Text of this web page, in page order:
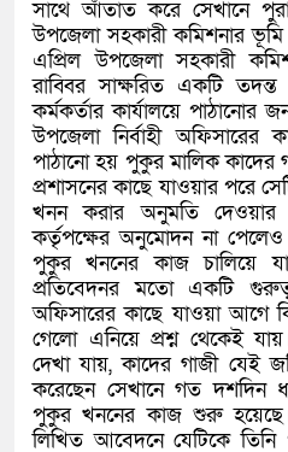
সাথে আঁতাত করে সেখানে
উপজেলা সহকারী কমিশনার ভূমি
এপ্রিল উপজেলা সহকারী
রাব্বির সাক্ষরিত একটি তদন্ত
কর্মকর্তার কার্যালয়ে পাঠানোর
উপজেলা নির্বাহী অফিসারের
পাঠানো হয় পুকুর মালিক কাদের
প্রশাসনের কাছে যাওয়ার পরে
খনন করার অনুমতি দেওয়ার
কর্তৃপক্ষের অনুমোদন না
পুকুর খননের কাজ চালিয়ে
প্রতিবেদনর মতো একটি
অফিসারের কাছে যাওয়া আগে
গেলো এনিয়ে প্রশ্ন থেকেই
দেখা যায়, কাদের গাজী
করেছেন সেখানে গত দশদিন
পুকুর খননের কাজ শুরু
লিখিত আবেদনে যেটিকে